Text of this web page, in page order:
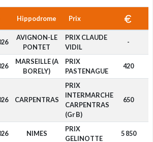
Hippodrome Prix
AVIGNON-LE
PONTET
PRIX CLAUDE
VIDIL
-
MARSEILLE (A
BORELY)
PRIX
PASTENAGUE
420
CARPENTRAS
PRIX
INTERMARCHE
CARPENTRAS
(Gr B)
650
NIMES
PRIX
GELINOTTE
5 850